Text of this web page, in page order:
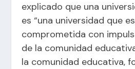
explicado que una
es “una universidad que
comprometida con
de la comunidad
la comunidad educativa,